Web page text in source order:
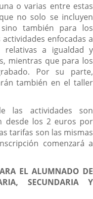
o varias entre estas
no solo se incluyen
también para los
enfocadas a
a igualdad y
mientras que para los
Por su parte,
también en el taller
las actividades son
desde los 2 euros por
tarifas son las mismas
comenzará a
EL ALUMNADO DE
SECUNDARIA Y